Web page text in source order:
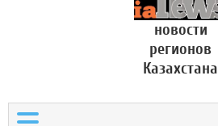
новости
регионов
Казахстана